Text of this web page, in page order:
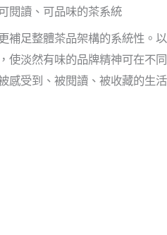
閱讀、可品味的茶系統
補足整體茶品架構的系統性。以
使淡然有味的品牌精神可在不同
感受到、被閱讀、被收藏的生活